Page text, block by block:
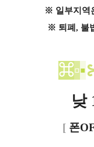
※ 일부지역
※ 퇴폐, 불
⌘▫▪
낮
[ 폰